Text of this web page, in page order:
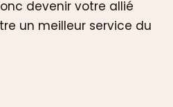
devenir votre allié
un meilleur service du